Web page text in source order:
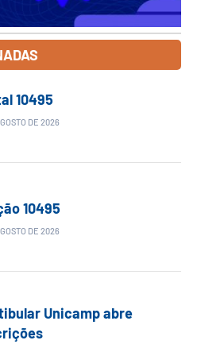
10495
DE 2026
10495
DE 2026
Unicamp abre